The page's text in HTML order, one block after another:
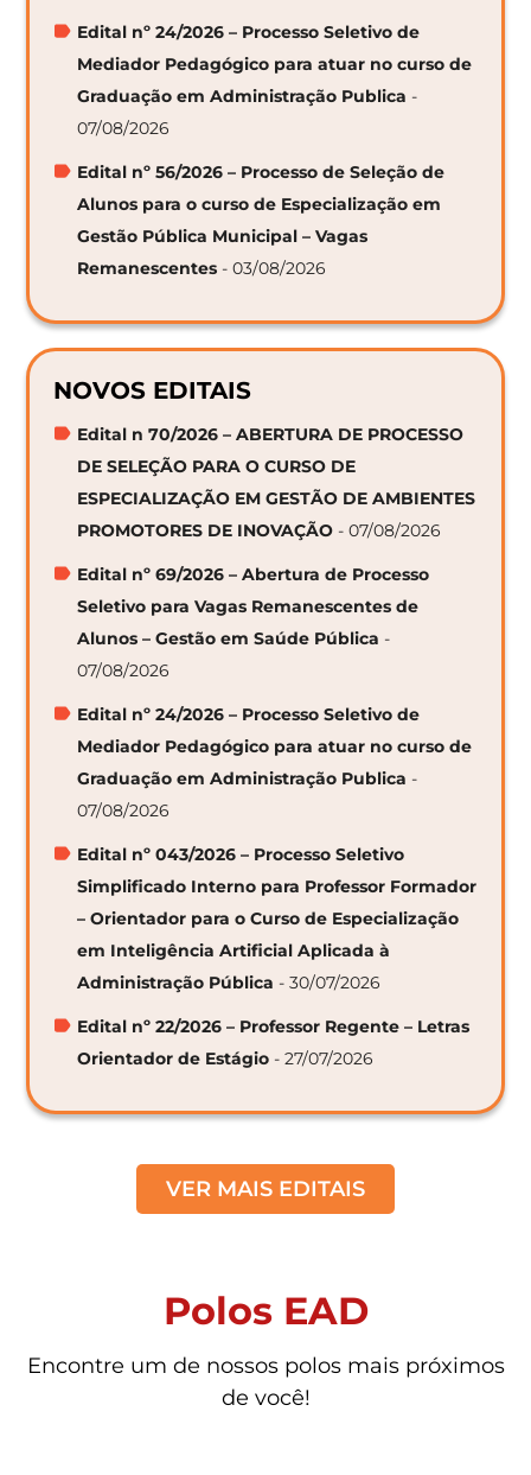
Edital nº 24/2026 – Processo Seletivo de
Mediador Pedagógico para atuar no curso de
Graduação em Administração Publica -
07/08/2026
Edital nº 56/2026 – Processo de Seleção de
Alunos para o curso de Especialização em
Gestão Pública Municipal – Vagas
Remanescentes - 03/08/2026
NOVOS EDITAIS
Edital n 70/2026 – ABERTURA DE PROCESSO
DE SELEÇÃO PARA O CURSO DE
ESPECIALIZAÇÃO EM GESTÃO DE AMBIENTES
PROMOTORES DE INOVAÇÃO - 07/08/2026
Edital nº 69/2026 – Abertura de Processo
Seletivo para Vagas Remanescentes de
Alunos – Gestão em Saúde Pública -
07/08/2026
Edital nº 24/2026 – Processo Seletivo de
Mediador Pedagógico para atuar no curso de
Graduação em Administração Publica -
07/08/2026
Edital nº 043/2026 – Processo Seletivo
Simplificado Interno para Professor Formador
– Orientador para o Curso de Especialização
em Inteligência Artificial Aplicada à
Administração Pública - 30/07/2026
Edital nº 22/2026 – Professor Regente – Letras
Orientador de Estágio - 27/07/2026
VER MAIS EDITAIS
Polos EAD
Encontre um de nossos polos mais próximos
de você!